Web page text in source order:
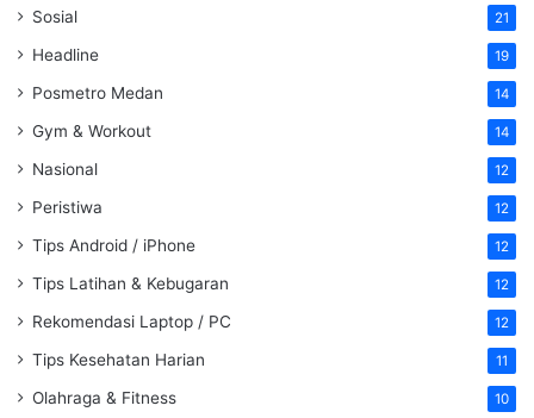
Sosial 21
Headline 19
Posmetro Medan 14
Gym & Workout 14
Nasional 12
Peristiwa 12
Tips Android / iPhone 12
Tips Latihan & Kebugaran 12
Rekomendasi Laptop / PC 12
Tips Kesehatan Harian 11
Olahraga & Fitness 10